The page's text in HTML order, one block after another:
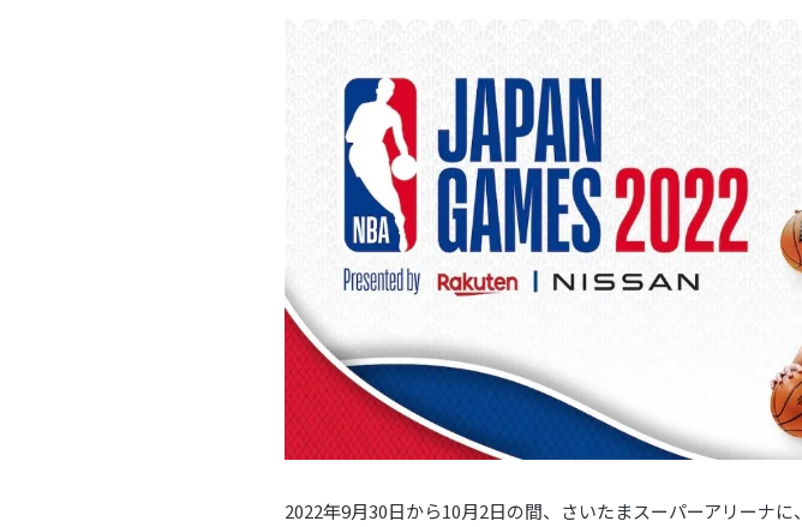
2022年9月30日から10月2日の間、さいたまスーパーアリーナ